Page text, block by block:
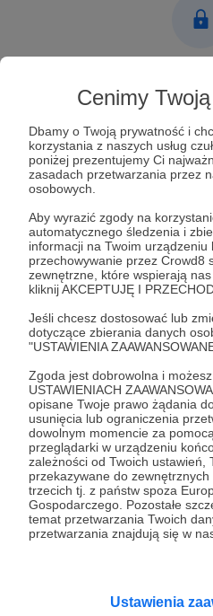
Cenimy
Dbamy o Twoją prywatność i
korzystania z naszych usług
poniżej prezentujemy Ci
zasadach przetwarzania przez
osobowych.
Aby wyrazić zgody na
automatycznego śledzenia i
informacji na Twoim urządzeniu
przechowywanie przez Crowd8
zewnętrzne, które wspierają nas
kliknij AKCEPTUJĘ I
Jeśli chcesz dostosować lub
dotyczące zbierania danych
"USTAWIENIA
Zgoda jest dobrowolna i
USTAWIENIACH
opisane Twoje prawo żądania
usunięcia lub ograniczenia
dowolnym momencie za
przeglądarki w urządzeniu
zależności od Twoich ustawień,
przekazywane do
trzecich tj. z państw spoza
Gospodarczego. Pozostałe
temat przetwarzania Twoich
przetwarzania znajdują się w
Ustawienia
Aby zobaczyć ten
Zostań
zniżka
Udostępnij
Kwadrans
Zobacz